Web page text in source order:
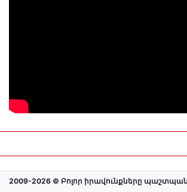
2009-2026 © Բոլոր իրավունքները